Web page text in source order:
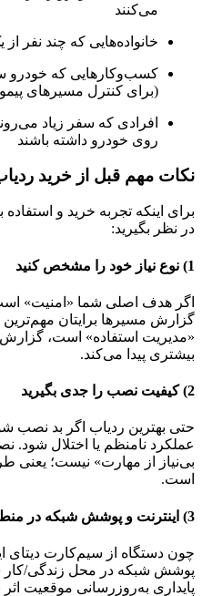
می‌کنند
خانواده‌هایی که چند نفر
کسب‌وکارهایی که خودرو
(برای کنترل مسیرهای
افرادی که سفر زیاد
روی خودرو داشته باشند
نکات مهم قبل از خرید
برای اینکه تجربه خرید و
در نظر بگیرید:
1) نوع نیاز خود را مشخص کنید
اگر هدف اصلی شما «امنیت»
گزارش مسیرها برایتان
«مدیریت استفاده» است،
بیشتری پیدا می‌کند.
2) کیفیت نصب را جدی بگیرید
حتی بهترین ردیاب اگر بد
عملکرد نامنظم یا اختلال
بی‌نیاز از مهارت» نیست؛ یعنی
است.
3) اینترنت و پوشش شبکه در منطقه شما
چون دستگاه از سیم‌کارت دیتای
پوشش شبکه در محل زندگی/
پایداری به‌روزرسانی موقعیت اثر